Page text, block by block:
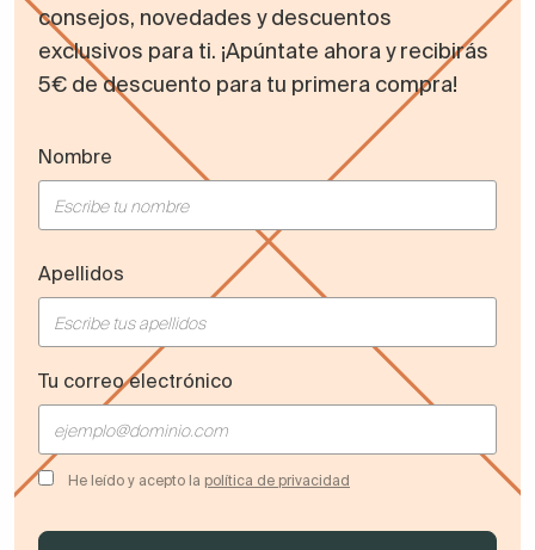
consejos, novedades y descuentos
exclusivos para ti. ¡Apúntate ahora y recibirás
5€ de descuento para tu primera compra!
Nombre
Apellidos
Tu correo electrónico
He leído y acepto la política de privacidad